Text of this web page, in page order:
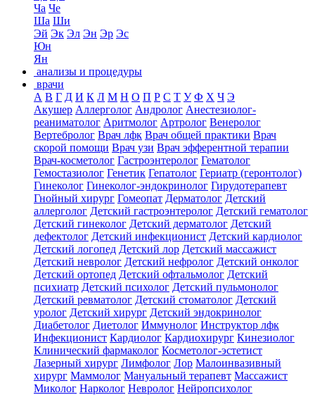
Ча Че
Ша Ши
Эй Эк Эл Эн Эр Эс
Юн
Ян
анализы и процедуры
врачи
А В Г Д И К Л М Н О П Р С Т У Ф Х Ч Э
Акушер Аллерголог Андролог Анестезиолог-
реаниматолог Аритмолог Артролог Венеролог
Вертебролог Врач лфк Врач общей практики Врач
скорой помощи Врач узи Врач эфферентной терапии
Врач-косметолог Гастроэнтеролог Гематолог
Гемостазиолог Генетик Гепатолог Гериатр (геронтолог)
Гинеколог Гинеколог-эндокринолог Гирудотерапевт
Гнойный хирург Гомеопат Дерматолог Детский
аллерголог Детский гастроэнтеролог Детский гематолог
Детский гинеколог Детский дерматолог Детский
дефектолог Детский инфекционист Детский кардиолог
Детский логопед Детский лор Детский массажист
Детский невролог Детский нефролог Детский онколог
Детский ортопед Детский офтальмолог Детский
психиатр Детский психолог Детский пульмонолог
Детский ревматолог Детский стоматолог Детский
уролог Детский хирург Детский эндокринолог
Диабетолог Диетолог Иммунолог Инструктор лфк
Инфекционист Кардиолог Кардиохирург Кинезиолог
Клинический фармаколог Косметолог-эстетист
Лазерный хирург Лимфолог Лор Малоинвазивный
хирург Маммолог Мануальный терапевт Массажист
Миколог Нарколог Невролог Нейропсихолог